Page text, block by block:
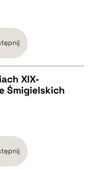
XIX-
Śmigielskich